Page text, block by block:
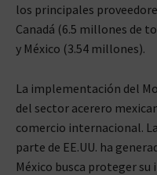
los principales
Canadá (6.5 millones de
y México (3.54 millones).
La implementación del
del sector acerero
comercio internacional.
parte de EE.UU. ha
México busca proteger